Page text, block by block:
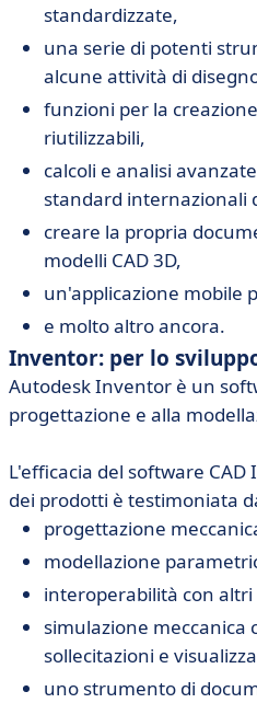
standardizzate,
una serie di potenti
alcune attività di
funzioni per la
riutilizzabili,
calcoli e analisi
standard internazionali
creare la propria
modelli CAD 3D,
un'applicazione mobile
e molto altro ancora.
Inventor: per lo
Autodesk Inventor è un
progettazione e alla
L'efficacia del software
dei prodotti è testimoniata
progettazione
modellazione
interoperabilità con
simulazione meccanica
sollecitazioni e
uno strumento di